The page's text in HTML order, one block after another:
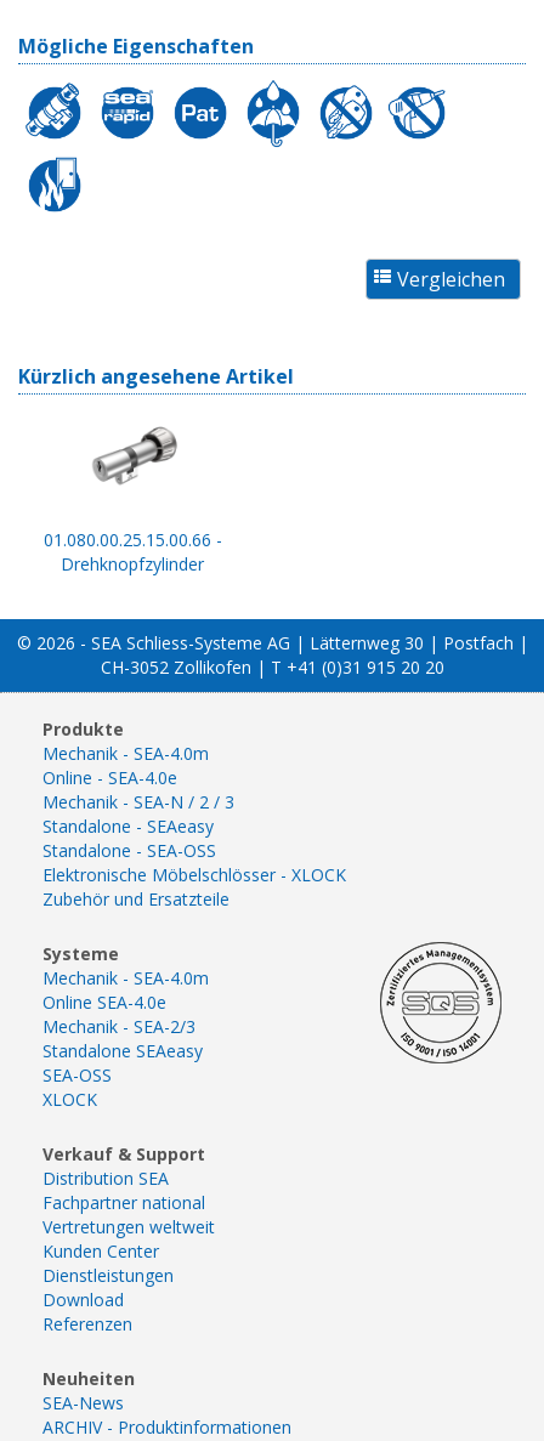
Mögliche Eigenschaften
Kürzlich angesehene Artikel
01.080.00.25.15.00.66 -
Drehknopfzylinder
© 2026 - SEA Schliess-Systeme AG | Lätternweg 30 | Postfach |
CH-3052 Zollikofen | T +41 (0)31 915 20 20
Produkte
Mechanik - SEA-4.0m
Online - SEA-4.0e
Mechanik - SEA-N / 2 / 3
Standalone - SEAeasy
Standalone - SEA-OSS
Elektronische Möbelschlösser - XLOCK
Zubehör und Ersatzteile
Systeme
Mechanik - SEA-4.0m
Online SEA-4.0e
Mechanik - SEA-2/3
Standalone SEAeasy
SEA-OSS
XLOCK
Verkauf & Support
Distribution SEA
Fachpartner national
Vertretungen weltweit
Kunden Center
Dienstleistungen
Download
Referenzen
Neuheiten
SEA-News
ARCHIV - Produktinformationen